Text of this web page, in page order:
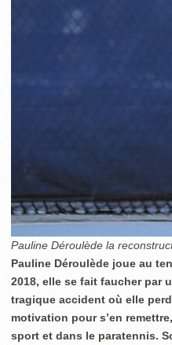
Pauline Déroulède la
Pauline Déroulède joue au
2018, elle se fait faucher par
tragique accident où elle
motivation pour s’en
sport et dans le paratennis.